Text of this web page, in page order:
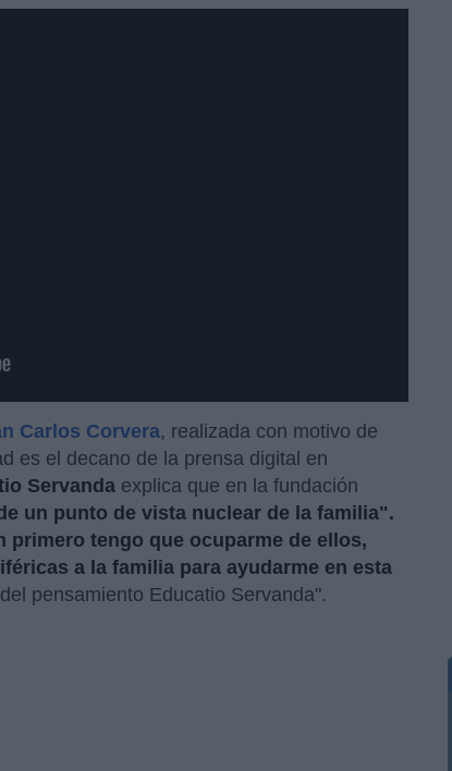
Carlos Corvera, realizada con motivo de
es el decano de la prensa digital en
Servanda explica que en la fundación
un punto de vista nuclear de la familia".
primero tengo que ocuparme de ellos,
a la familia para ayudarme en esta
pensamiento Educatio Servanda".